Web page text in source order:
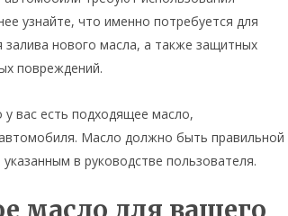
узнайте, что именно потребуется для
нового масла, а также защитных
повреждений.
у вас есть подходящее масло,
Масло должно быть правильной
в руководстве пользователя.